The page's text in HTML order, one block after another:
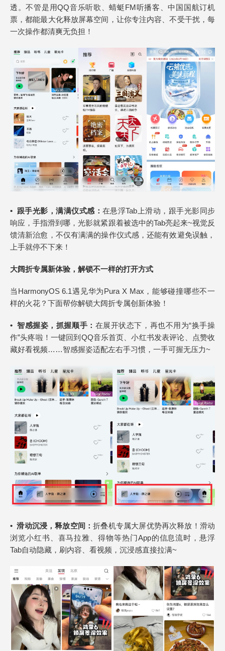
透。不管是用QQ音乐听歌、蜻蜓FM听播客、中国国航订机
票，都能最大化释放屏幕空间，让你专注内容、不受干扰，每
一次操作都清爽无负担！
• 跟手光影，满满仪式感：在悬浮Tab上滑动，跟手光影同步
响应，手指滑到哪，光影就紧跟着被选中的Tab亮起来~视觉反
馈清新治愈，不仅有满满的操作仪式感，还能有效避免误触，
上手就停不下来！
大阔折专属新体验，解锁不一样的打开方式
当HarmonyOS 6.1遇见华为Pura X Max，能够碰撞哪些不一
样的火花？下面帮你解锁大阔折专属创新体验！
•智感握姿，抓握顺手： 在展开状态下，再也不用为“换手操
作”头疼啦！一键回到QQ音乐首页、小红书发表评论、点赞收
藏好看视频……智感握姿适配左右手习惯，一手可握无压力~
•滑动沉浸，释放空间：折叠机专属大屏优势再次释放！滑动
浏览小红书、喜马拉雅、得物等热门App的信息流时，悬浮
Tab自动隐藏，刷内容、看视频，沉浸感直接拉满~